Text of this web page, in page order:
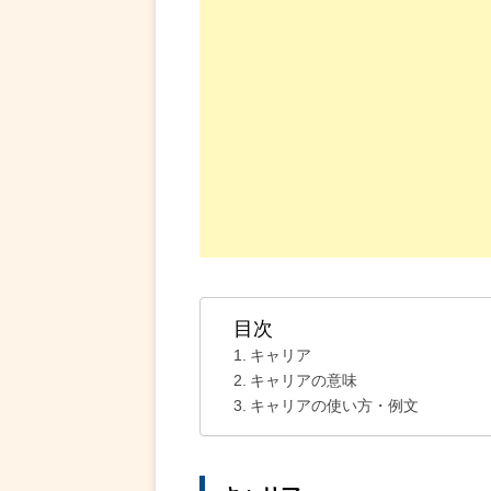
目次
キャリア
キャリアの意味
キャリアの使い方・例文